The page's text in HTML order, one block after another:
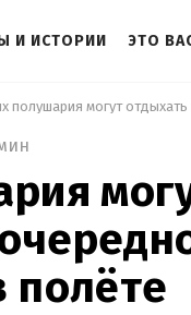
И ИСТОРИИ ЭТО
полёте